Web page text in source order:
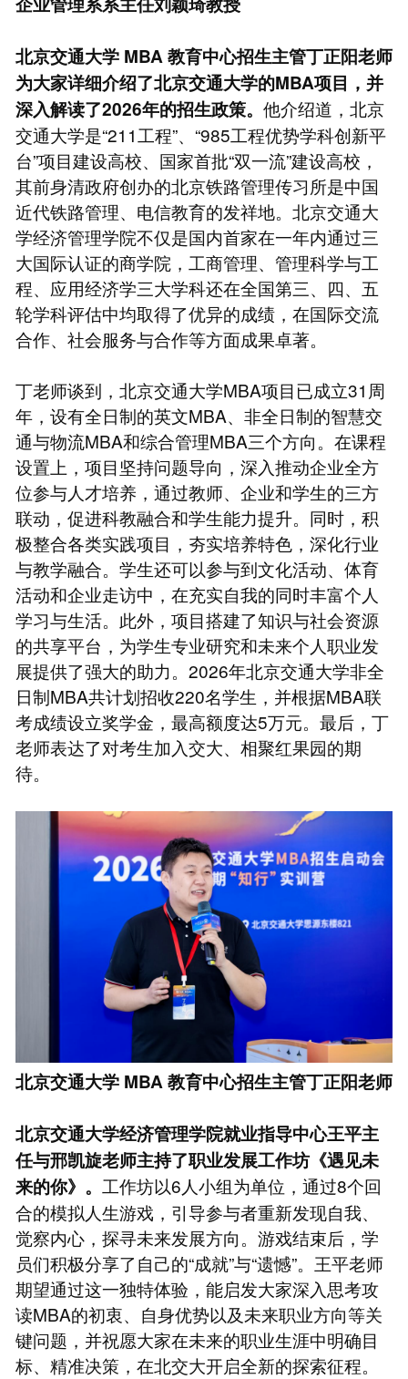
北京交通大学 MBA教育中心招生主管丁正阳老师
为大家详细介绍了北京交通大学的MBA项目，并
深入解读了2026年的招生政策。 他介绍道，北京
交通大学是“211工程”、“985工程优势学科创新平
台”项目建设高校、国家首批“双一流”建设高校，
其前身清政府创办的北京铁路管理传习所是中国
近代铁路管理、电信教育的发祥地。北京交通大
学经济管理学院不仅是国内首家在一年内通过三
大国际认证的商学院，工商管理、管理科学与工
程、应用经济学三大学科还在全国第三、四、五
轮学科评估中均取得了优异的成绩，在国际交流
合作、社会服务与合作等方面成果卓著。
丁老师谈到，北京交通大学MBA项目已成立31周
年，设有全日制的英文MBA、非全日制的智慧交
通与物流MBA和综合管理MBA三个方向。在课程
设置上，项目坚持问题导向，深入推动企业全方
位参与人才培养，通过教师、企业和学生的三方
联动，促进科教融合和学生能力提升。同时，积
极整合各类实践项目，夯实培养特色，深化行业
与教学融合。学生还可以参与到文化活动、体育
活动和企业走访中，在充实自我的同时丰富个人
学习与生活。此外，项目搭建了知识与社会资源
的共享平台，为学生专业研究和未来个人职业发
展提供了强大的助力。2026年北京交通大学非全
日制MBA共计划招收220名学生，并根据MBA联
考成绩设立奖学金，最高额度达5万元。最后，丁
老师表达了对考生加入交大、相聚红果园的期
待。
北京交通大学 MBA教育中心招生主管丁正阳老师
北京交通大学经济管理学院就业指导中心王平主
任与邢凯旋老师主持了职业发展工作坊《遇见未
来的你》。 工作坊以6人小组为单位，通过8个回
合的模拟人生游戏，引导参与者重新发现自我、
觉察内心，探寻未来发展方向。游戏结束后，学
员们积极分享了自己的“成就”与“遗憾”。王平老师
期望通过这一独特体验，能启发大家深入思考攻
读MBA的初衷、自身优势以及未来职业方向等关
键问题，并祝愿大家在未来的职业生涯中明确目
标、精准决策，在北交大开启全新的探索征程。